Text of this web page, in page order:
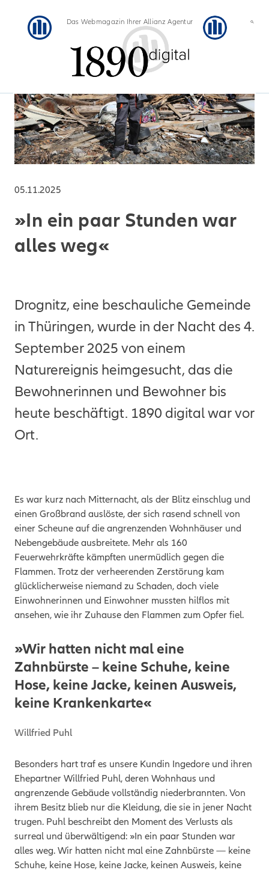
Das Webmagazin Ihrer Allianz Agentur
05.11.2025
»In ein paar Stunden war
alles weg«
Drognitz, eine beschauliche Gemeinde
in Thüringen, wurde in der Nacht des 4.
September 2025 von einem
Naturereignis heimgesucht, das die
Bewohnerinnen und Bewohner bis
heute beschäftigt. 1890 digital war vor
Ort.
Es war kurz nach Mitternacht, als der Blitz einschlug und
einen Großbrand auslöste, der sich rasend schnell von
einer Scheune auf die angrenzenden Wohnhäuser und
Nebengebäude ausbreitete. Mehr als 160
Feuerwehrkräfte kämpften unermüdlich gegen die
Flammen. Trotz der verheerenden Zerstörung kam
glücklicherweise niemand zu Schaden, doch viele
Einwohnerinnen und Einwohner mussten hilflos mit
ansehen, wie ihr Zuhause den Flammen zum Opfer fiel.
»Wir hatten nicht mal eine
Zahnbürste – keine Schuhe, keine
Hose, keine Jacke, keinen Ausweis,
keine Krankenkarte«
Willfried Puhl
Besonders hart traf es unsere Kundin Ingedore und ihren
Ehepartner Willfried Puhl, deren Wohnhaus und
angrenzende Gebäude vollständig niederbrannten. Von
ihrem Besitz blieb nur die Kleidung, die sie in jener Nacht
trugen. Puhl beschreibt den Moment des Verlusts als
surreal und überwältigend: »In ein paar Stunden war
alles weg. Wir hatten nicht mal eine Zahnbürste — keine
Schuhe, keine Hose, keine Jacke, keinen Ausweis, keine